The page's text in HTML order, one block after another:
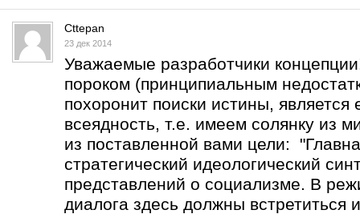
Cttepan
23 дек 2014
Уважаемые разработчики
пороком (принципиальным
похоронит поиски истины,
всеядность, т.е. имеем солянку из
из поставленной вами цели:
стратегический идеологический
представлений о социализме. В
диалога здесь должны встретиться